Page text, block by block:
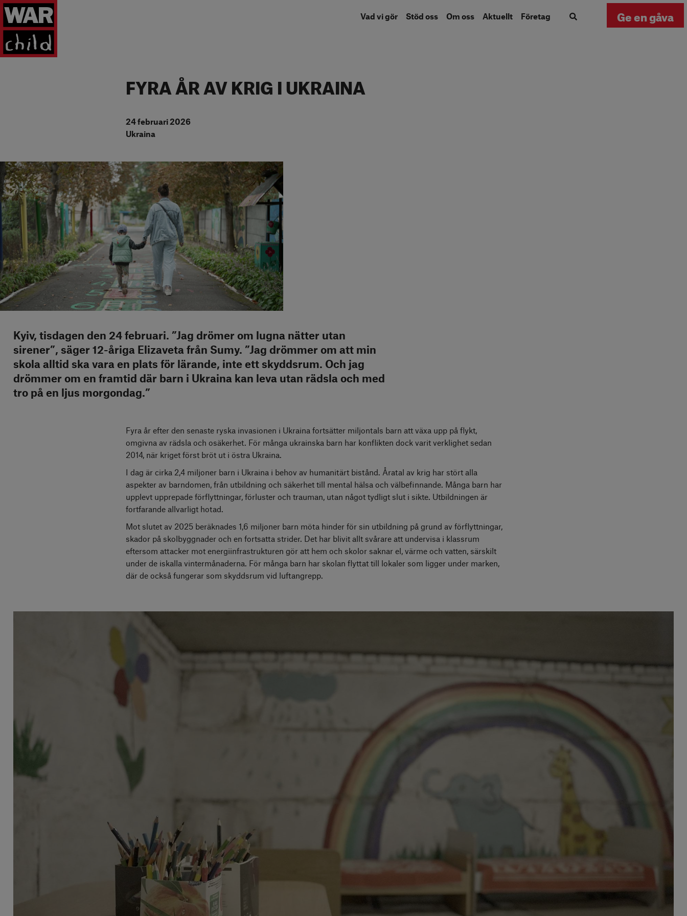
Tillbaka till startsidan
Vad vi gör
Stöd oss Om oss Aktuellt Företag Ge en gåva
FYRA ÅR AV KRIG I UKRAINA
24 februari 2026
Ukraina
Kyiv, tisdagen den 24 februari. ”Jag drömer om lugna nätter utan
sirener”, säger 12-åriga Elizaveta från Sumy. ”Jag drömmer om att min
skola alltid ska vara en plats för lärande, inte ett skyddsrum. Och jag
drömmer om en framtid där barn i Ukraina kan leva utan rädsla och med
tro på en ljus morgondag.”
Fyra år efter den senaste ryska invasionen i Ukraina fortsätter miljontals barn att växa upp på flykt,
omgivna av rädsla och osäkerhet. För många ukrainska barn har konflikten dock varit verklighet sedan
2014, när kriget först bröt ut i östra Ukraina.
I dag är cirka 2,4 miljoner barn i Ukraina i behov av humanitärt bistånd. Åratal av krig har stört alla
aspekter av barndomen, från utbildning och säkerhet till mental hälsa och välbefinnande. Många barn har
upplevt upprepade förflyttningar, förluster och trauman, utan något tydligt slut i sikte. Utbildningen är
fortfarande allvarligt hotad.
Mot slutet av 2025 beräknades 1,6 miljoner barn möta hinder för sin utbildning på grund av förflyttningar,
skador på skolbyggnader och en fortsatta strider. Det har blivit allt svårare att undervisa i klassrum
eftersom attacker mot energiinfrastrukturen gör att hem och skolor saknar el, värme och vatten, särskilt
under de iskalla vintermånaderna. För många barn har skolan flyttat till lokaler som ligger under marken,
där de också fungerar som skyddsrum vid luftangrepp.